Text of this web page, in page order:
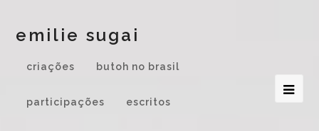
emilie sugai
criações butoh no brasil
participações escritos